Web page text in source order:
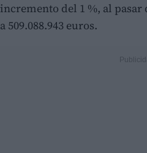
incremento del 1 %, al pasar
a 509.088.943 euros.